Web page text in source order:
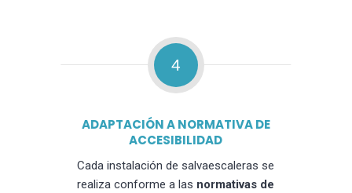
4
ADAPTACIÓN A NORMATIVA DE
ACCESIBILIDAD
Cada instalación de salvaescaleras se
realiza conforme a las normativas de